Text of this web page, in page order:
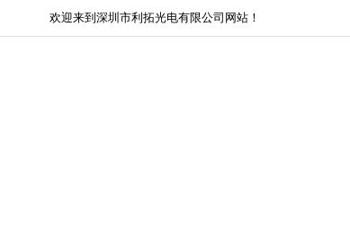
欢迎来到深圳市利拓光电有限公司网站！